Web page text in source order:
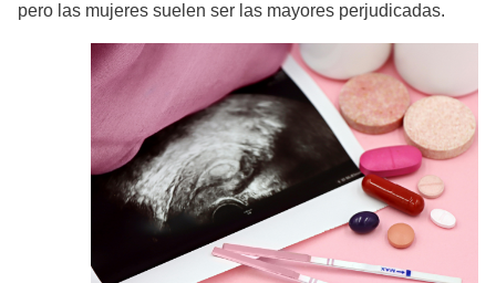
pero las mujeres suelen ser las mayores perjudicadas.